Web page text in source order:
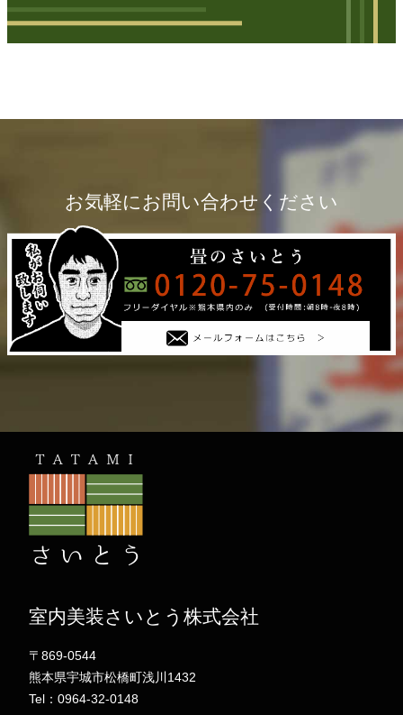
お気軽にお問い合わせください
室内美装さいとう株式会社
〒869-0544
熊本県宇城市松橋町浅川1432
Tel：0964-32-0148